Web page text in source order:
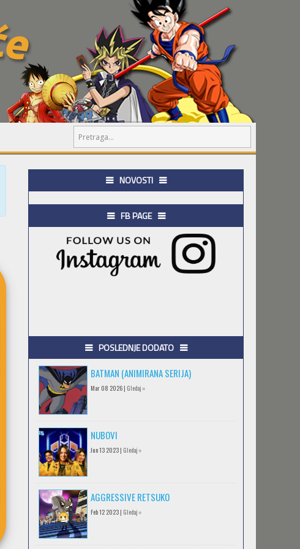
NOVOSTI
FB PAGE
POSLEDNJE DODATO
BATMAN (ANIMIRANA SERIJA)
Mar 08 2026 | Gledaj »
NUBOVI
Jun 13 2023 | Gledaj »
AGGRESSIVE RETSUKO
Feb 12 2023 | Gledaj »